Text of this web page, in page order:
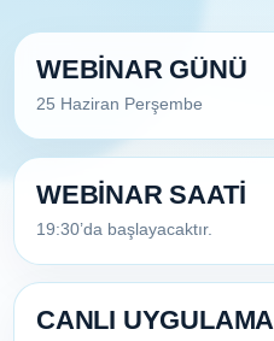
WEBİNAR GÜNÜ
25 Haziran Perşembe
WEBİNAR SAATİ
19:30’da başlayacaktır.
CANLI UYGULAMA